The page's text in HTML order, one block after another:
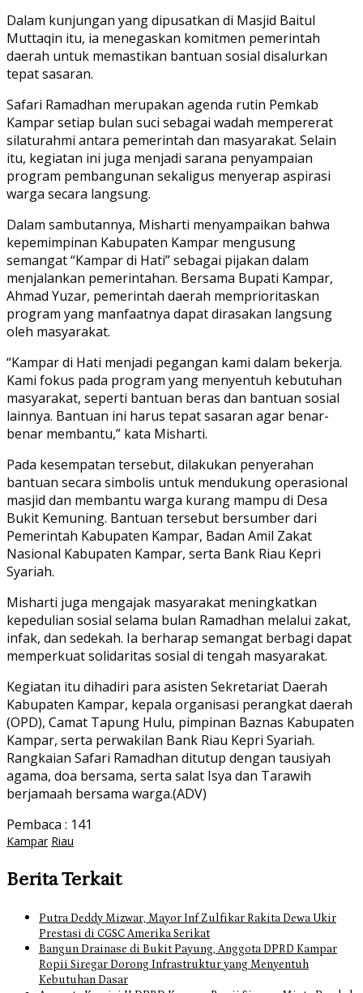
Dalam kunjungan yang dipusatkan di Masjid Baitul
Muttaqin itu, ia menegaskan komitmen pemerintah
daerah untuk memastikan bantuan sosial disalurkan
tepat sasaran.
Safari Ramadhan merupakan agenda rutin Pemkab
Kampar setiap bulan suci sebagai wadah mempererat
silaturahmi antara pemerintah dan masyarakat. Selain
itu, kegiatan ini juga menjadi sarana penyampaian
program pembangunan sekaligus menyerap aspirasi
warga secara langsung.
Dalam sambutannya, Misharti menyampaikan bahwa
kepemimpinan Kabupaten Kampar mengusung
semangat “Kampar di Hati” sebagai pijakan dalam
menjalankan pemerintahan. Bersama Bupati Kampar,
Ahmad Yuzar, pemerintah daerah memprioritaskan
program yang manfaatnya dapat dirasakan langsung
oleh masyarakat.
“Kampar di Hati menjadi pegangan kami dalam bekerja.
Kami fokus pada program yang menyentuh kebutuhan
masyarakat, seperti bantuan beras dan bantuan sosial
lainnya. Bantuan ini harus tepat sasaran agar benar-
benar membantu,” kata Misharti.
Pada kesempatan tersebut, dilakukan penyerahan
bantuan secara simbolis untuk mendukung operasional
masjid dan membantu warga kurang mampu di Desa
Bukit Kemuning. Bantuan tersebut bersumber dari
Pemerintah Kabupaten Kampar, Badan Amil Zakat
Nasional Kabupaten Kampar, serta Bank Riau Kepri
Syariah.
Misharti juga mengajak masyarakat meningkatkan
kepedulian sosial selama bulan Ramadhan melalui zakat,
infak, dan sedekah. Ia berharap semangat berbagi dapat
memperkuat solidaritas sosial di tengah masyarakat.
Kegiatan itu dihadiri para asisten Sekretariat Daerah
Kabupaten Kampar, kepala organisasi perangkat daerah
(OPD), Camat Tapung Hulu, pimpinan Baznas Kabupaten
Kampar, serta perwakilan Bank Riau Kepri Syariah.
Rangkaian Safari Ramadhan ditutup dengan tausiyah
agama, doa bersama, serta salat Isya dan Tarawih
berjamaah bersama warga.(ADV)
Pembaca : 141
Kampar Riau
Berita Terkait
Putra Deddy Mizwar, Mayor Inf Zulfikar Rakita Dewa Ukir
Prestasi di CGSC Amerika Serikat
Bangun Drainase di Bukit Payung, Anggota DPRD Kampar
Ropii Siregar Dorong Infrastruktur yang Menyentuh
Kebutuhan Dasar